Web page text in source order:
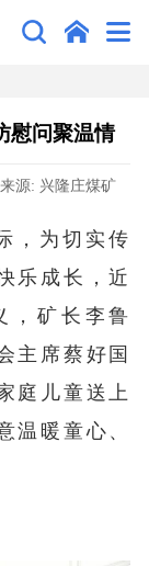
慰问聚温情
源: 兴隆庄煤矿
，为切实传
乐成长，近
，矿长李鲁
主席蔡好国
庭儿童送上
温暖童心、